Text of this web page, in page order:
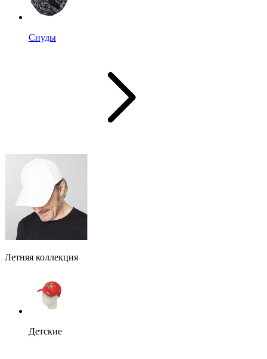
Снуды
Летняя коллекция
Детские